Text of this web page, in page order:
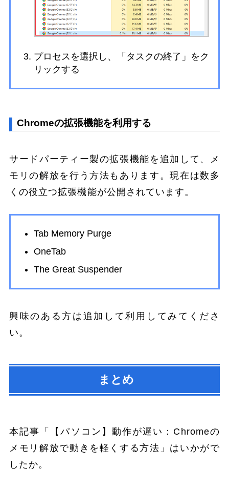
プロセスを選択し、「タスクの終了」をク
リックする
Chromeの拡張機能を利用する
サードパーティー製の拡張機能を追加して、メ
モリの解放を行う方法もあります。現在は数多
くの役立つ拡張機能が公開されています。
Tab Memory Purge
OneTab
The Great Suspender
興味のある方は追加して利用してみてくださ
い。
まとめ
本記事「【パソコン】動作が遅い：Chromeの
メモリ解放で動きを軽くする方法」はいかがで
したか。